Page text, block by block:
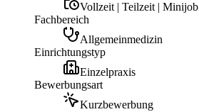
Vollzeit | Teilzeit | Minijob
Fachbereich
Allgemeinmedizin
Einrichtungstyp
Einzelpraxis
Bewerbungsart
Kurzbewerbung